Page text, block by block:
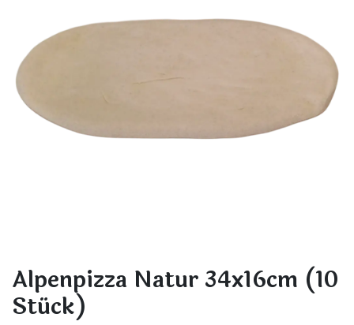
Alpenpizza Natur 34x16cm (10
Stück)